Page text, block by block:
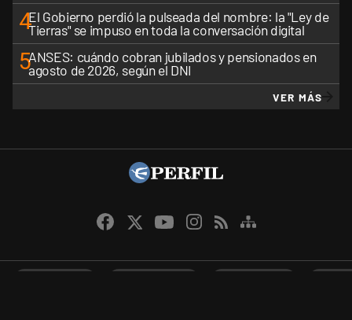
4El Gobierno perdió la pulseada del nombre: la "Ley de
Tierras" se impuso en toda la conversación digital
5ANSES: cuándo cobran jubilados y pensionados en
agosto de 2026, según el DNI
VER MÁS